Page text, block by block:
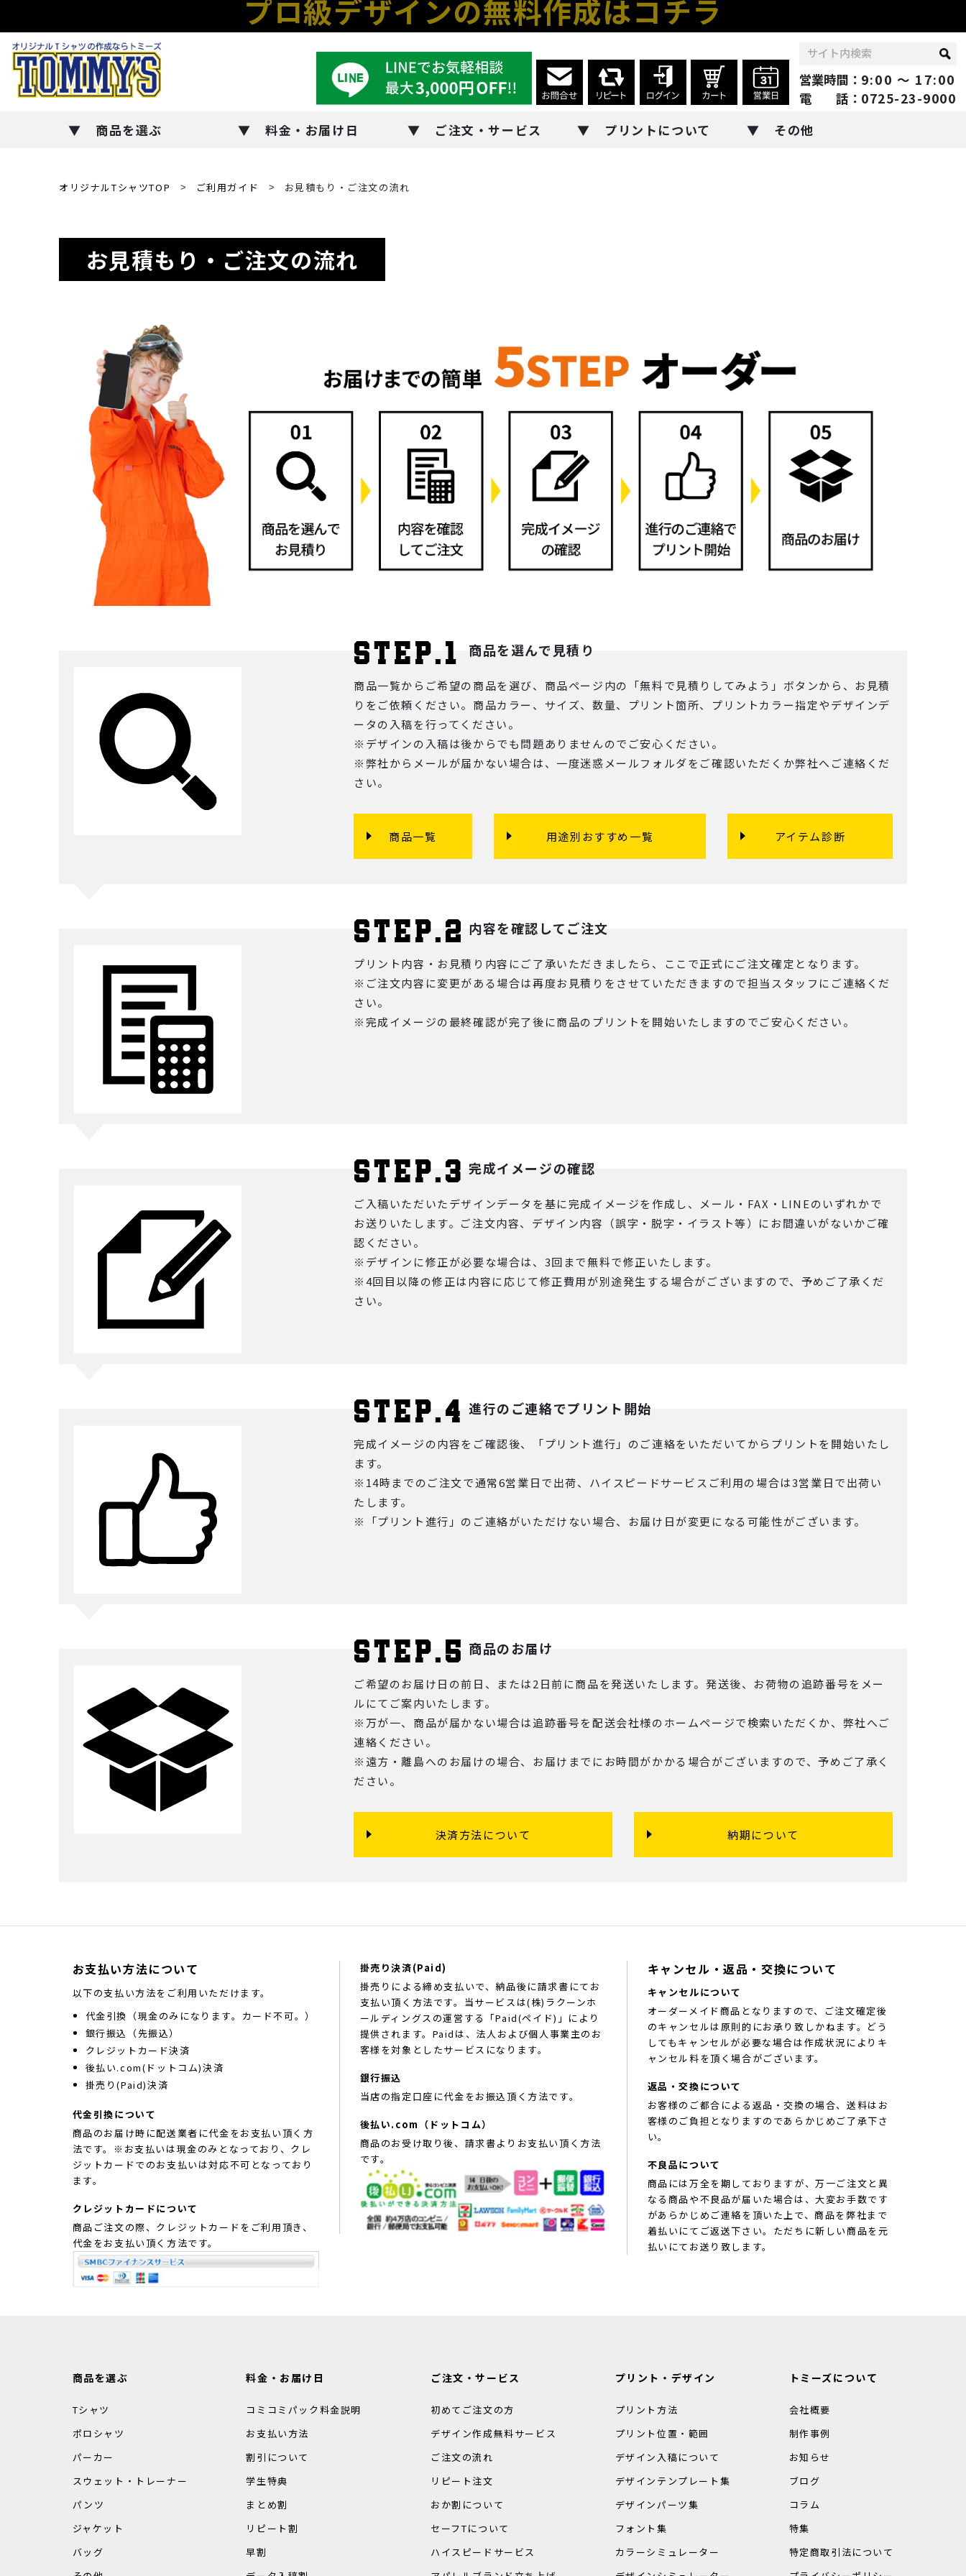
プロ級デザインの無料作成はコチラ
営業時間： 9:00 ～ 17:00
電 話： 0725-23-9000
商品を選ぶ
料金・お届け日 ご注文・サービス プリントについて その他
オリジナルTシャツTOP ご利用ガイド お見積もり・ご注文の流れ
お見積もり・ご注文の流れ
商品を選んで見積り
商品一覧からご希望の商品を選び、商品ページ内の「無料で見積りしてみよう」ボタンから、お見積
りをご依頼ください。商品カラー、サイズ、数量、プリント箇所、プリントカラー指定やデザインデ
ータの入稿を行ってください。
※デザインの入稿は後からでも問題ありませんのでご安心ください。
※弊社からメールが届かない場合は、一度迷惑メールフォルダをご確認いただくか弊社へご連絡くだ
さい。
商品一覧 用途別おすすめ一覧 アイテム診断
内容を確認してご注文
プリント内容・お見積り内容にご了承いただきましたら、ここで正式にご注文確定となります。
※ご注文内容に変更がある場合は再度お見積りをさせていただきますので担当スタッフにご連絡くだ
さい。
※完成イメージの最終確認が完了後に商品のプリントを開始いたしますのでご安心ください。
完成イメージの確認
ご入稿いただいたデザインデータを基に完成イメージを作成し、メール・FAX・LINEのいずれかで
お送りいたします。ご注文内容、デザイン内容（誤字・脱字・イラスト等）にお間違いがないかご確
認ください。
※デザインに修正が必要な場合は、3回まで無料で修正いたします。
※4回目以降の修正は内容に応じて修正費用が別途発生する場合がございますので、予めご了承くだ
さい。
進行のご連絡でプリント開始
完成イメージの内容をご確認後、「プリント進行」のご連絡をいただいてからプリントを開始いたし
ます。
※14時までのご注文で通常6営業日で出荷、ハイスピードサービスご利用の場合は3営業日で出荷い
たします。
※「プリント進行」のご連絡がいただけない場合、お届け日が変更になる可能性がございます。
商品のお届け
ご希望のお届け日の前日、または2日前に商品を発送いたします。発送後、お荷物の追跡番号をメー
ルにてご案内いたします。
※万が一、商品が届かない場合は追跡番号を配送会社様のホームページで検索いただくか、弊社へご
連絡ください。
※遠方・離島へのお届けの場合、お届けまでにお時間がかかる場合がございますので、予めご了承く
ださい。
決済方法について 納期について
お支払い方法について
以下の支払い方法をご利用いただけます。
代金引換（現金のみになります。カード不可。）
銀行振込（先振込）
クレジットカード決済
後払い.com(ドットコム)決済
掛売り(Paid)決済
代金引換について
商品のお届け時に配送業者に代金をお支払い頂く方
法です。※お支払いは現金のみとなっており、クレ
ジットカードでのお支払いは対応不可となっており
ます。
クレジットカードについて
商品ご注文の際、クレジットカードをご利用頂き、
代金をお支払い頂く方法です。
掛売り決済(Paid)
掛売りによる締め支払いで、納品後に請求書にてお
支払い頂く方法です。当サービスは(株)ラクーンホ
ールディングスの運営する「Paid(ペイド)」により
提供されます。Paidは、法人および個人事業主のお
客様を対象としたサービスになります。
銀行振込
当店の指定口座に代金をお振込頂く方法です。
後払い.com（ドットコム）
商品のお受け取り後、請求書よりお支払い頂く方法
です。
キャンセル・返品・交換について
キャンセルについて
オーダーメイド商品となりますので、ご注文確定後
のキャンセルは原則的にお承り致しかねます。どう
してもキャンセルが必要な場合は作成状況によりキ
ャンセル料を頂く場合がございます。
返品・交換について
お客様のご都合による返品・交換の場合、送料はお
客様のご負担となりますのであらかじめご了承下さ
い。
不良品について
商品には万全を期しておりますが、万一ご注文と異
なる商品や不良品が届いた場合は、大変お手数です
があらかじめご連絡を頂いた上で、商品を弊社まで
着払いにてご返送下さい。ただちに新しい商品を元
払いにてお送り致します。
商品を選ぶ
Tシャツ
ポロシャツ
パーカー
スウェット・トレーナー
パンツ
ジャケット
バッグ
料金・お届け日
コミコミパック料金説明
お支払い方法
割引について
学生特典
まとめ割
リピート割
早割
ご注文・サービス
初めてご注文の方
デザイン作成無料サービス
ご注文の流れ
リピート注文
おか割について
セーフTについて
ハイスピードサービス
プリント・デザイン
プリント方法
プリント位置・範囲
デザイン入稿について
デザインテンプレート集
デザインパーツ集
フォント集
カラーシミュレーター
トミーズについて
会社概要
制作事例
お知らせ
ブログ
コラム
特集
特定商取引法について